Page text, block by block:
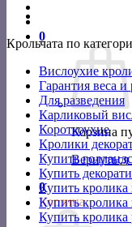
0
Корзина
0
Корзина
Крольчата по
Вислоухие
Гарантия веса и
Для разведения
Карликовый
Короткоухие
Кролики
Купить
Купить
Купить кролика
Купить кролика
Купить